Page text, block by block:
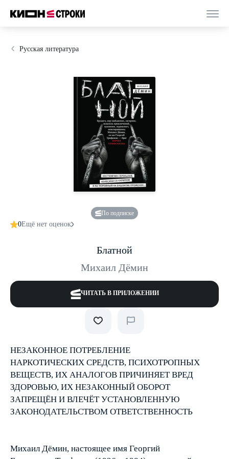
Русская литература
По подписке
0Ещё нет оценок
Блатной
Михаил Дёмин
ЧИТАТЬ В ПРИЛОЖЕНИИ
НЕЗАКОННОЕ ПОТРЕБЛЕНИЕ
НАРКОТИЧЕСКИХ СРЕДСТВ, ПСИХОТРОПНЫХ
ВЕЩЕСТВ, ИХ АНАЛОГОВ ПРИЧИНЯЕТ ВРЕД
ЗДОРОВЬЮ, ИХ НЕЗАКОННЫЙ ОБОРОТ
ЗАПРЕЩЁН И ВЛЕЧЁТ УСТАНОВЛЕННУЮ
ЗАКОНОДАТЕЛЬСТВОМ ОТВЕТСТВЕННОСТЬ
Михаил Дёмин, настоящее имя Георгий